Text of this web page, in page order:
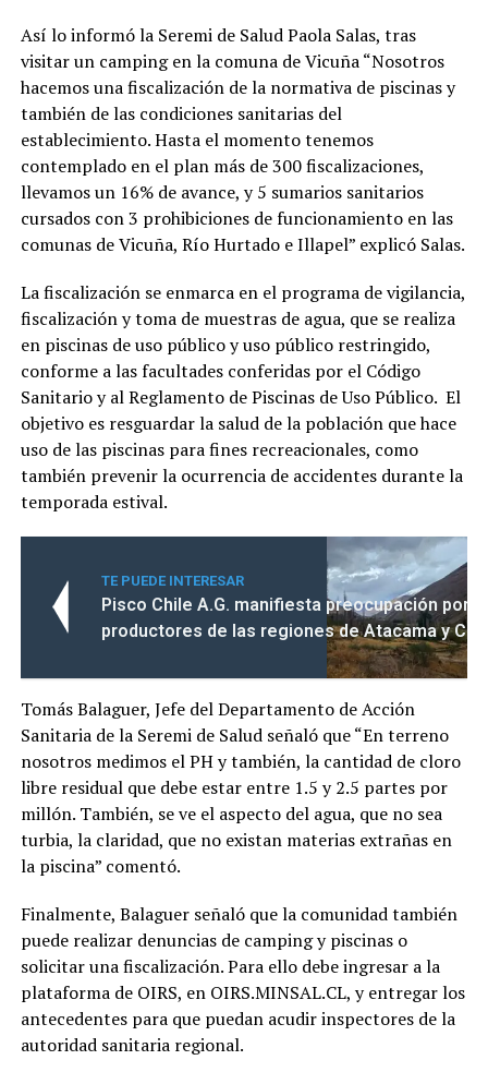
Así lo informó la Seremi de Salud Paola Salas, tras
visitar un camping en la comuna de Vicuña “Nosotros
hacemos una fiscalización de la normativa de piscinas y
también de las condiciones sanitarias del
establecimiento. Hasta el momento tenemos
contemplado en el plan más de 300 fiscalizaciones,
llevamos un 16% de avance, y 5 sumarios sanitarios
cursados con 3 prohibiciones de funcionamiento en las
comunas de Vicuña, Río Hurtado e Illapel” explicó Salas.
La fiscalización se enmarca en el programa de vigilancia,
fiscalización y toma de muestras de agua, que se realiza
en piscinas de uso público y uso público restringido,
conforme a las facultades conferidas por el Código
Sanitario y al Reglamento de Piscinas de Uso Público. El
objetivo es resguardar la salud de la población que hace
uso de las piscinas para fines recreacionales, como
también prevenir la ocurrencia de accidentes durante la
temporada estival.
TE PUEDE INTERESAR
Pisco Chile A.G. manifiesta preocupación por
productores de las regiones de Atacama y
Tomás Balaguer, Jefe del Departamento de Acción
Sanitaria de la Seremi de Salud señaló que “En terreno
nosotros medimos el PH y también, la cantidad de cloro
libre residual que debe estar entre 1.5 y 2.5 partes por
millón. También, se ve el aspecto del agua, que no sea
turbia, la claridad, que no existan materias extrañas en
la piscina” comentó.
Finalmente, Balaguer señaló que la comunidad también
puede realizar denuncias de camping y piscinas o
solicitar una fiscalización. Para ello debe ingresar a la
plataforma de OIRS, en OIRS.MINSAL.CL, y entregar los
antecedentes para que puedan acudir inspectores de la
autoridad sanitaria regional.